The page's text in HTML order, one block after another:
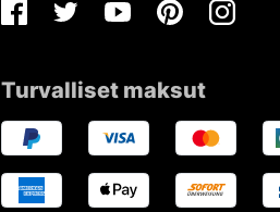
FacebookTwitterYoutubePinterestInstagram
Turvalliset maksut